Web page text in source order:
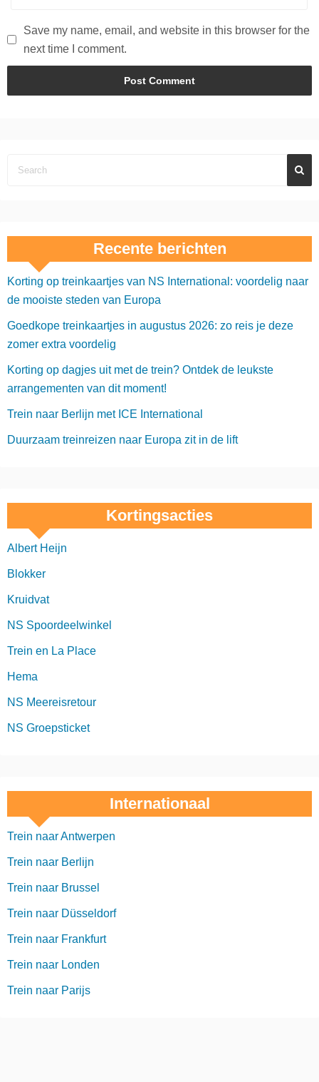
Save my name, email, and website in this browser for the
next time I comment.
Recente berichten
Korting op treinkaartjes van NS International: voordelig naar
de mooiste steden van Europa
Goedkope treinkaartjes in augustus 2026: zo reis je deze
zomer extra voordelig
Korting op dagjes uit met de trein? Ontdek de leukste
arrangementen van dit moment!
Trein naar Berlijn met ICE International
Duurzaam treinreizen naar Europa zit in de lift
Kortingsacties
Albert Heijn
Blokker
Kruidvat
NS Spoordeelwinkel
Trein en La Place
Hema
NS Meereisretour
NS Groepsticket
Internationaal
Trein naar Antwerpen
Trein naar Berlijn
Trein naar Brussel
Trein naar Düsseldorf
Trein naar Frankfurt
Trein naar Londen
Trein naar Parijs